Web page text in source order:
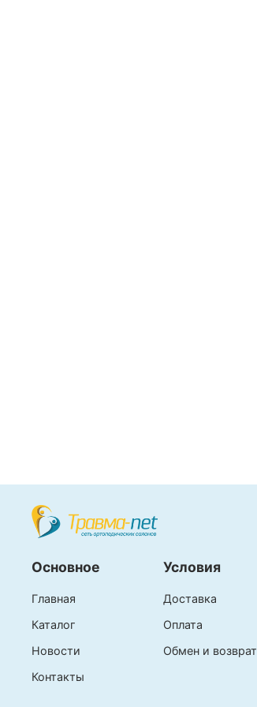
Основное
Главная
Каталог
Новости
Контакты
Условия
Доставка
Оплата
Обмен и возврат